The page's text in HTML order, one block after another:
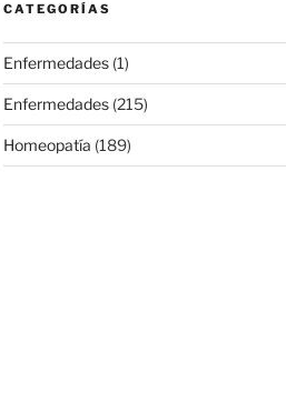
CATEGORÍAS
Enfermedades(1)
Enfermedades(215)
Homeopatía (189)